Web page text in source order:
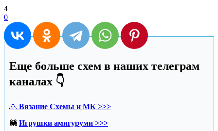
4
0
Еще больше схем в наших телеграм
каналах 👇
🙏 Вязание Схемы и МК >>>
🦝 Игрушки амигуруми >>>